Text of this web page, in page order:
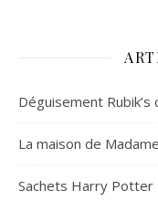
Déguisement Rubik’s
La maison de
Sachets Harry Potter